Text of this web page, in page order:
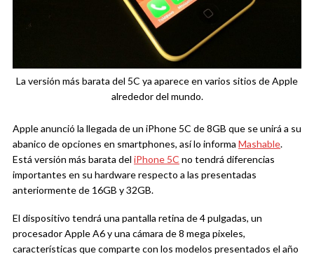
La versión más barata del 5C ya aparece en varios sitios de Apple
alrededor del mundo.
Apple anunció la llegada de un iPhone 5C de 8GB que se unirá a su
abanico de opciones en smartphones, así lo informa Mashable.
Está versión más barata del iPhone 5C no tendrá diferencias
importantes en su hardware respecto a las presentadas
anteriormente de 16GB y 32GB.
El dispositivo tendrá una pantalla retina de 4 pulgadas, un
procesador Apple A6 y una cámara de 8 mega pixeles,
características que comparte con los modelos presentados el año